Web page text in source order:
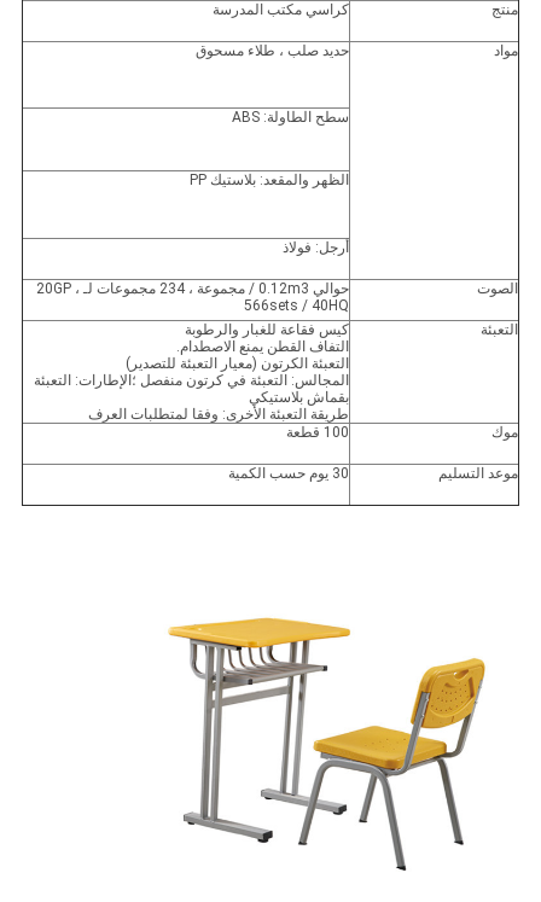
منتج كراسي مكتب المدرسة
مواد حديد صلب ، طلاء مسحوق
سطح الطاولة: ABS
الظهر والمقعد: بلاستيك PP
أرجل: فولاذ
الصوت
حوالي 0.12m3 / مجموعة ، 234 مجموعات لـ 20GP ،
566sets / 40HQ
التعبئة
كيس فقاعة للغبار والرطوبة
التفاف القطن يمنع الاصطدام.
التعبئة الكرتون (معيار التعبئة للتصدير)
المجالس: التعبئة في كرتون منفصل ؛الإطارات: التعبئة
بقماش بلاستيكي
طريقة التعبئة الأخرى: وفقا لمتطلبات العرف
موك
100 قطعة
موعد التسليم 30 يوم حسب الكمية